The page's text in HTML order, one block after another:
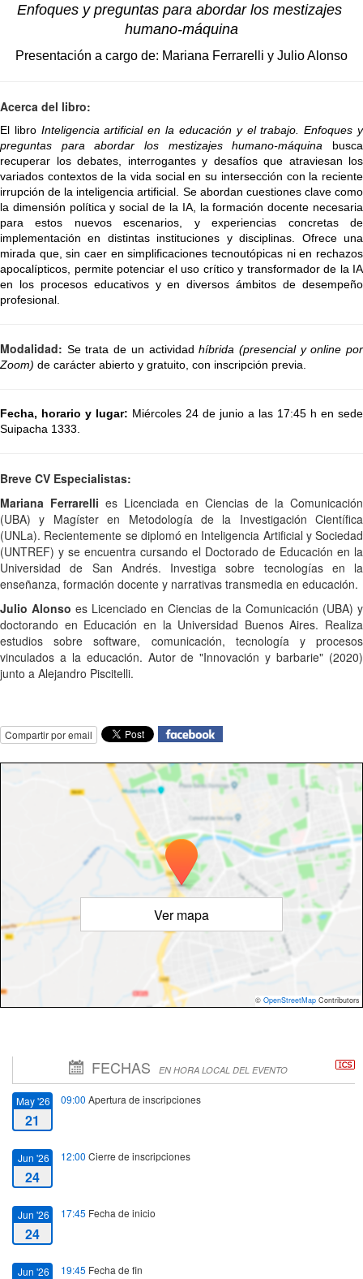
Enfoques y preguntas para abordar los mestizajes
humano-máquina
Presentación a cargo de: Mariana Ferrarelli y Julio Alonso
Acerca del libro:
El libro Inteligencia artificial en la educación y el trabajo. Enfoques y
preguntas para abordar los mestizajes humano-máquina busca
recuperar los debates, interrogantes y desafíos que atraviesan los
variados contextos de la vida social en su intersección con la reciente
irrupción de la inteligencia artificial. Se abordan cuestiones clave como
la dimensión política y social de la IA, la formación docente necesaria
para estos nuevos escenarios, y experiencias concretas de
implementación en distintas instituciones y disciplinas. Ofrece una
mirada que, sin caer en simplificaciones tecnoutópicas ni en rechazos
apocalípticos, permite potenciar el uso crítico y transformador de la IA
en los procesos educativos y en diversos ámbitos de desempeño
profesional.
Modalidad: Se trata de un actividadhíbrida (presencial y online por
Zoom) de carácter abierto y gratuito, con inscripción previa.
Fecha, horario y lugar: Miércoles 24 de junio a las 17:45 h en sede
Suipacha 1333.
Breve CV Especialistas:
Mariana Ferrarelli es Licenciada en Ciencias de la Comunicación
(UBA) y Magíster en Metodología de la Investigación Científica
(UNLa). Recientemente se diplomó en Inteligencia Artificial y Sociedad
(UNTREF) y se encuentra cursando el Doctorado de Educación en la
Universidad de San Andrés. Investiga sobre tecnologías en la
enseñanza, formación docente y narrativas transmedia en educación.
Julio Alonso es Licenciado en Ciencias de la Comunicación (UBA) y
doctorando en Educación en la Universidad Buenos Aires. Realiza
estudios sobre software, comunicación, tecnología y procesos
vinculados a la educación. Autor de "Innovación y barbarie" (2020)
junto a Alejandro Piscitelli.
Compartir por email
Ver mapa
© OpenStreetMap Contributors
FECHAS EN HORA LOCAL DEL EVENTO
May '26
21
09:00 Apertura de inscripciones
Jun '26
24
12:00 Cierre de inscripciones
Jun '26
24
17:45 Fecha de inicio
Jun '26 19:45 Fecha de fin